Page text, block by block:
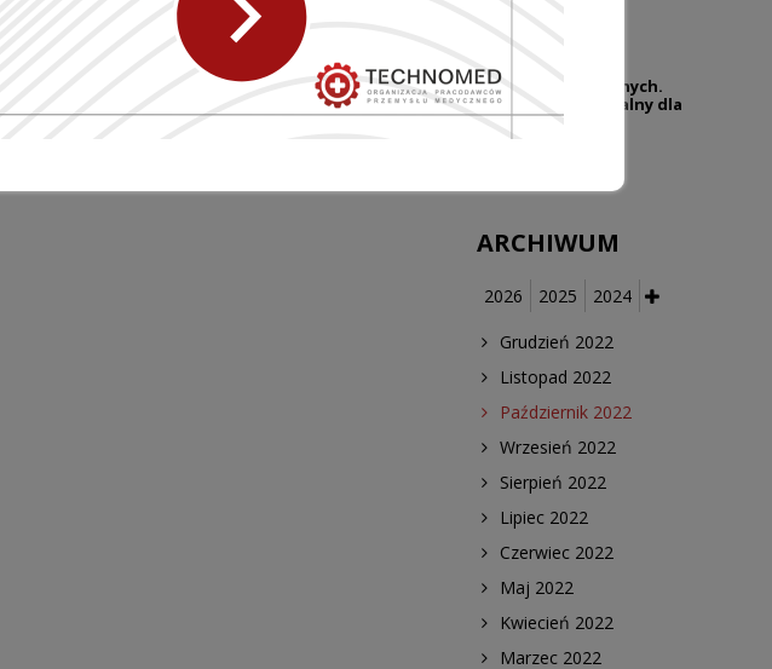
niedozwolonych
klauzulach umownych.
Temat wciąż aktualny dla
branży wyrobów
medycznych
ARCHIWUM
2026 2025
2024
Grudzień 2022
Listopad 2022
Październik 2022
Wrzesień 2022
Sierpień 2022
Lipiec 2022
Czerwiec 2022
Maj 2022
Kwiecień 2022
Marzec 2022